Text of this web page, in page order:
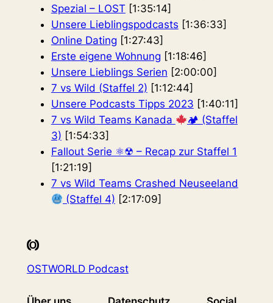
Spezial – LOST [1:35:14]
Unsere Lieblingspodcasts [1:36:33]
Online Dating [1:27:43]
Erste eigene Wohnung [1:18:46]
Unsere Lieblings Serien [2:00:00]
7 vs Wild (Staffel 2) [1:12:44]
Unsere Podcasts Tipps 2023 [1:40:11]
7 vs Wild Teams Kanada
🏕 (Staffel
3) [1:54:33]
Fallout Serie ⚛☢ – Recap zur Staffel 1
[1:21:19]
7 vs Wild Teams Crashed Neuseeland
(Staffel 4) [2:17:09]
OSTWORLD Podcast